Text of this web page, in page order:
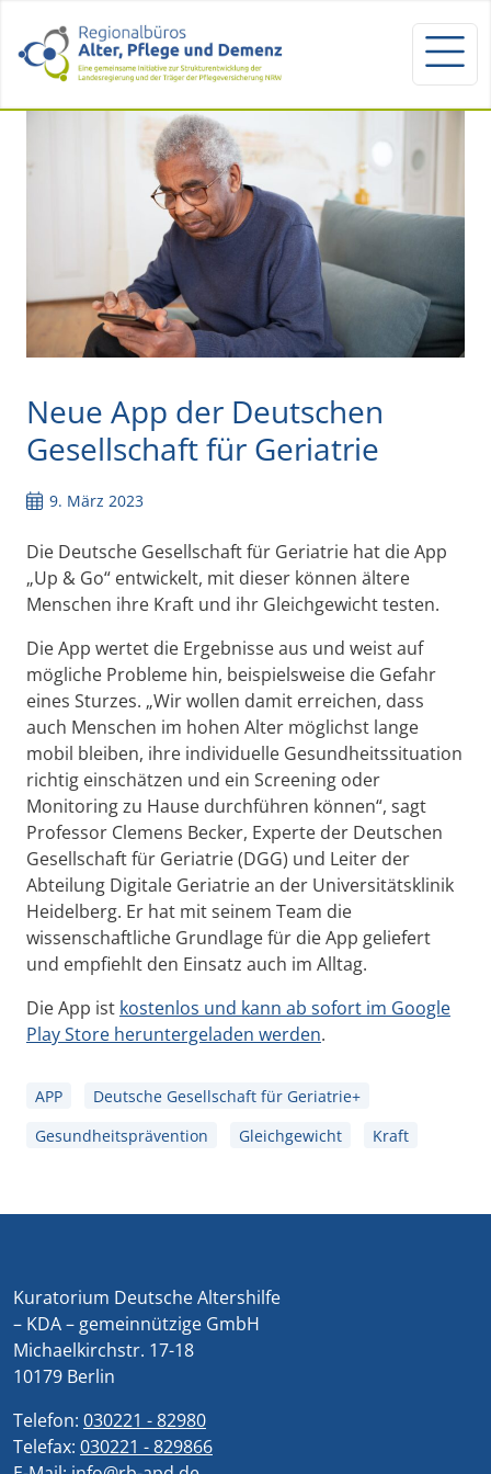
Neue App der Deutschen
Gesellschaft für Geriatrie
9. März 2023
Die Deutsche Gesellschaft für Geriatrie hat die App
„Up & Go“ entwickelt, mit dieser können ältere
Menschen ihre Kraft und ihr Gleichgewicht testen.
Die App wertet die Ergebnisse aus und weist auf
mögliche Probleme hin, beispielsweise die Gefahr
eines Sturzes. „Wir wollen damit erreichen, dass
auch Menschen im hohen Alter möglichst lange
mobil bleiben, ihre individuelle Gesundheitssituation
richtig einschätzen und ein Screening oder
Monitoring zu Hause durchführen können“, sagt
Professor Clemens Becker, Experte der Deutschen
Gesellschaft für Geriatrie (DGG) und Leiter der
Abteilung Digitale Geriatrie an der Universitätsklinik
Heidelberg. Er hat mit seinem Team die
wissenschaftliche Grundlage für die App geliefert
und empfiehlt den Einsatz auch im Alltag.
Die App ist kostenlos und kann ab sofort im Google
Play Store heruntergeladen werden.
APP
Deutsche Gesellschaft für Geriatrie+
Gesundheitsprävention
Gleichgewicht Kraft
Kuratorium Deutsche Altershilfe
– KDA – gemeinnützige GmbH
Michaelkirchstr. 17-18
10179 Berlin
Telefon: 030221 - 82980
Telefax: 030221 - 829866